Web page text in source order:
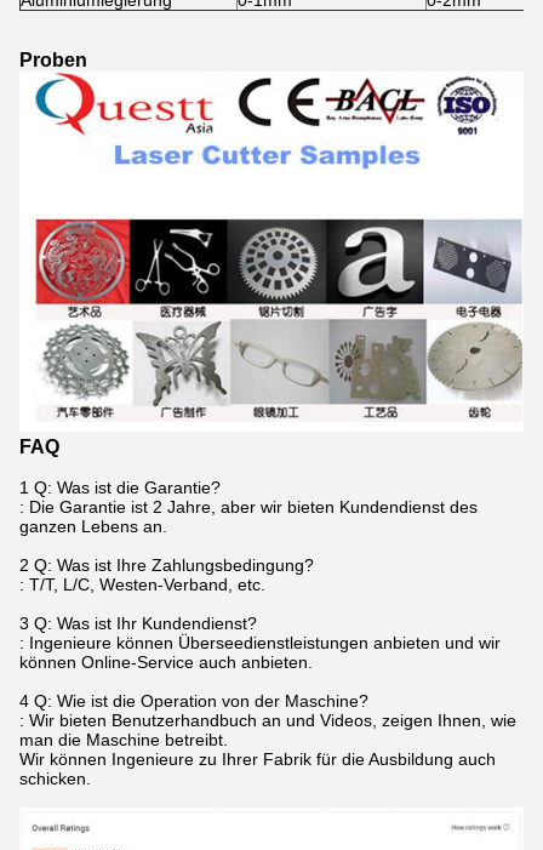
Proben
FAQ
1 Q: Was ist die Garantie?
: Die Garantie ist 2 Jahre, aber wir bieten Kundendienst des
ganzen Lebens an.
2 Q: Was ist Ihre Zahlungsbedingung?
: T/T, L/C, Westen-Verband, etc.
3 Q: Was ist Ihr Kundendienst?
: Ingenieure können Überseedienstleistungen anbieten und wir
können Online-Service auch anbieten.
4 Q: Wie ist die Operation von der Maschine?
: Wir bieten Benutzerhandbuch an und Videos, zeigen Ihnen, wie
man die Maschine betreibt.
Wir können Ingenieure zu Ihrer Fabrik für die Ausbildung auch
schicken.